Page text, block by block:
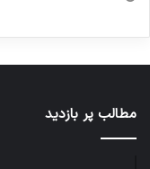
مطالب پر بازدید